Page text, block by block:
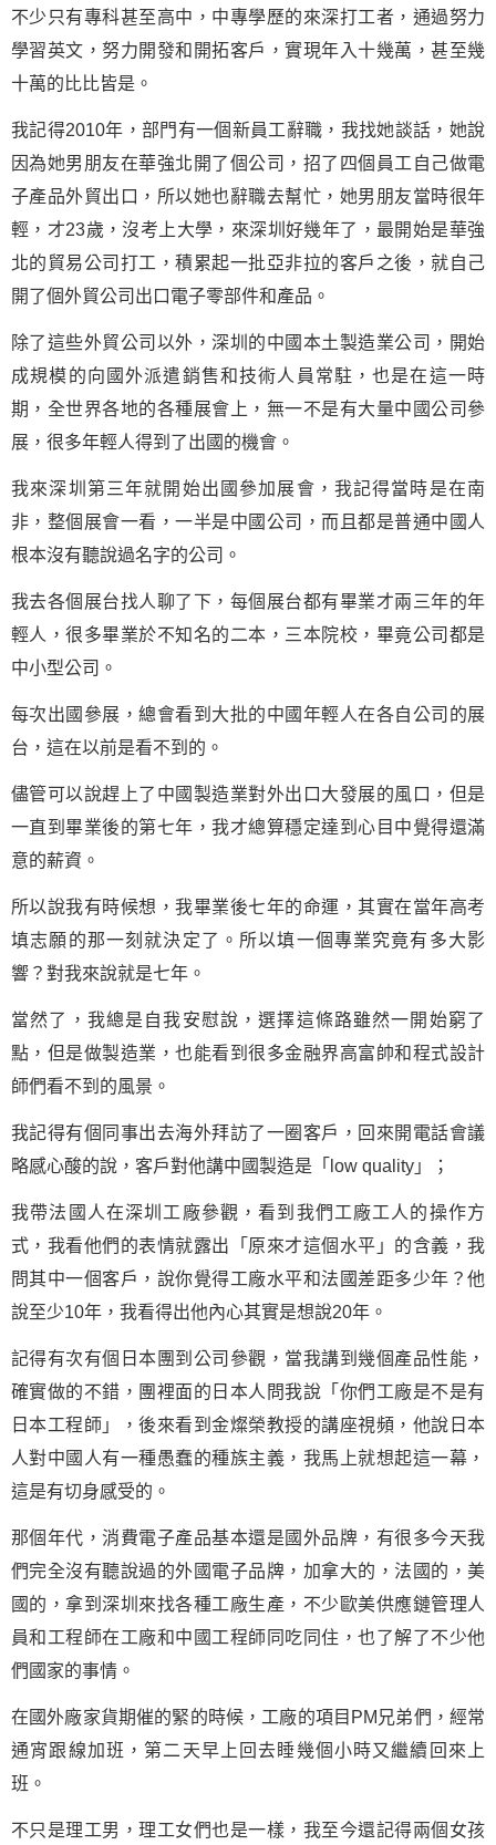
不少只有專科甚至高中，中專學歷的來深打工者，通過努力
學習英文，努力開發和開拓客戶，實現年入十幾萬，甚至幾
十萬的比比皆是。
我記得2010年，部門有一個新員工辭職，我找她談話，她說
因為她男朋友在華強北開了個公司，招了四個員工自己做電
子產品外貿出口，所以她也辭職去幫忙，她男朋友當時很年
輕，才23歲，沒考上大學，來深圳好幾年了，最開始是華強
北的貿易公司打工，積累起一批亞非拉的客戶之後，就自己
開了個外貿公司出口電子零部件和產品。
除了這些外貿公司以外，深圳的中國本土製造業公司，開始
成規模的向國外派遣銷售和技術人員常駐，也是在這一時
期，全世界各地的各種展會上，無一不是有大量中國公司參
展，很多年輕人得到了出國的機會。
我來深圳第三年就開始出國參加展會，我記得當時是在南
非，整個展會一看，一半是中國公司，而且都是普通中國人
根本沒有聽說過名字的公司。
我去各個展台找人聊了下，每個展台都有畢業才兩三年的年
輕人，很多畢業於不知名的二本，三本院校，畢竟公司都是
中小型公司。
每次出國參展，總會看到大批的中國年輕人在各自公司的展
台，這在以前是看不到的。
儘管可以說趕上了中國製造業對外出口大發展的風口，但是
一直到畢業後的第七年，我才總算穩定達到心目中覺得還滿
意的薪資。
所以說我有時候想，我畢業後七年的命運，其實在當年高考
填志願的那一刻就決定了。所以填一個專業究竟有多大影
響？對我來說就是七年。
當然了，我總是自我安慰說，選擇這條路雖然一開始窮了
點，但是做製造業，也能看到很多金融界高富帥和程式設計
師們看不到的風景。
我記得有個同事出去海外拜訪了一圈客戶，回來開電話會議
略感心酸的說，客戶對他講中國製造是「low quality」；
我帶法國人在深圳工廠參觀，看到我們工廠工人的操作方
式，我看他們的表情就露出「原來才這個水平」的含義，我
問其中一個客戶，說你覺得工廠水平和法國差距多少年？他
說至少10年，我看得出他內心其實是想說20年。
記得有次有個日本團到公司參觀，當我講到幾個產品性能，
確實做的不錯，團裡面的日本人問我說「你們工廠是不是有
日本工程師」，後來看到金燦榮教授的講座視頻，他說日本
人對中國人有一種愚蠢的種族主義，我馬上就想起這一幕，
這是有切身感受的。
那個年代，消費電子產品基本還是國外品牌，有很多今天我
們完全沒有聽說過的外國電子品牌，加拿大的，法國的，美
國的，拿到深圳來找各種工廠生產，不少歐美供應鏈管理人
員和工程師在工廠和中國工程師同吃同住，也了解了不少他
們國家的事情。
在國外廠家貨期催的緊的時候，工廠的項目PM兄弟們，經常
通宵跟線加班，第二天早上回去睡幾個小時又繼續回來上
班。
不只是理工男，理工女們也是一樣，我至今還記得兩個女孩